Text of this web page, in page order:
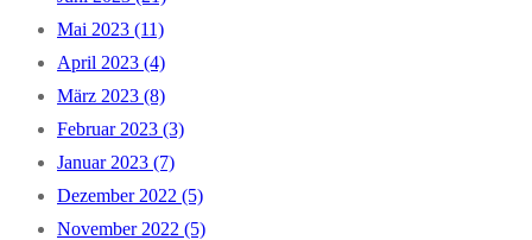
Mai 2023 (11)
April 2023 (4)
März 2023 (8)
Februar 2023 (3)
Januar 2023 (7)
Dezember 2022 (5)
November 2022 (5)